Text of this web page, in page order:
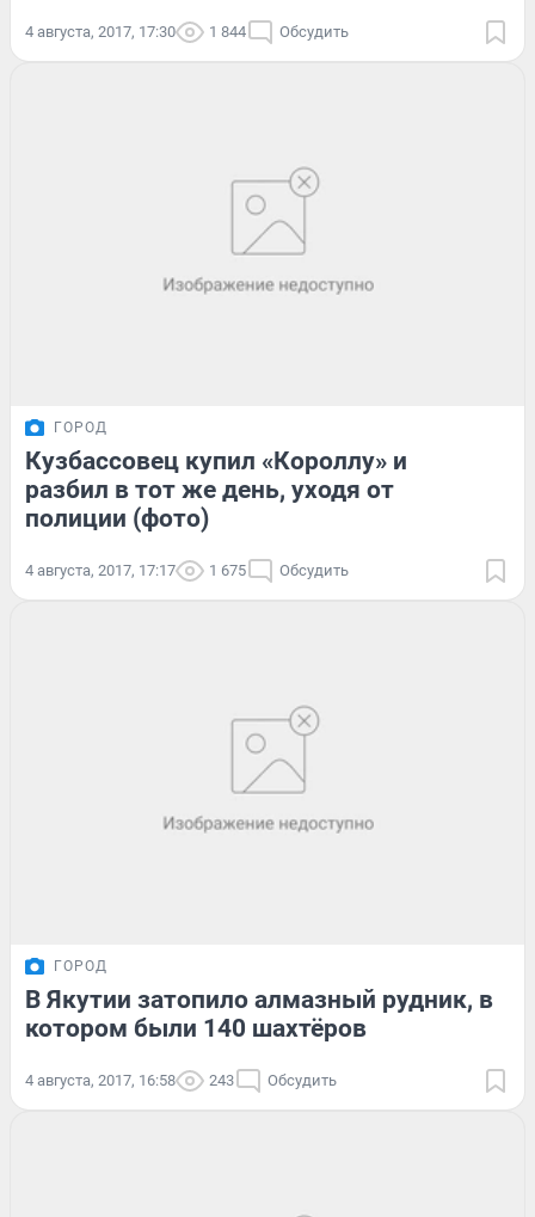
4 августа, 2017, 17:30 1 844 Обсудить
ГОРОД
Кузбассовец купил «Короллу» и
разбил в тот же день, уходя от
полиции (фото)
4 августа, 2017, 17:17 1 675 Обсудить
ГОРОД
В Якутии затопило алмазный рудник, в
котором были 140 шахтёров
4 августа, 2017, 16:58 243 Обсудить